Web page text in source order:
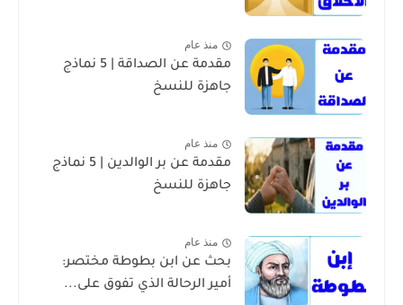
منذ عام
مقدمة عن الصداقة | 5 نماذج
جاهزة للنسخ
منذ عام
مقدمة عن بر الوالدين | 5 نماذج
جاهزة للنسخ
منذ عام
بحث عن ابن بطوطة مختصر:
أمير الرحالة الذي تفوق على...